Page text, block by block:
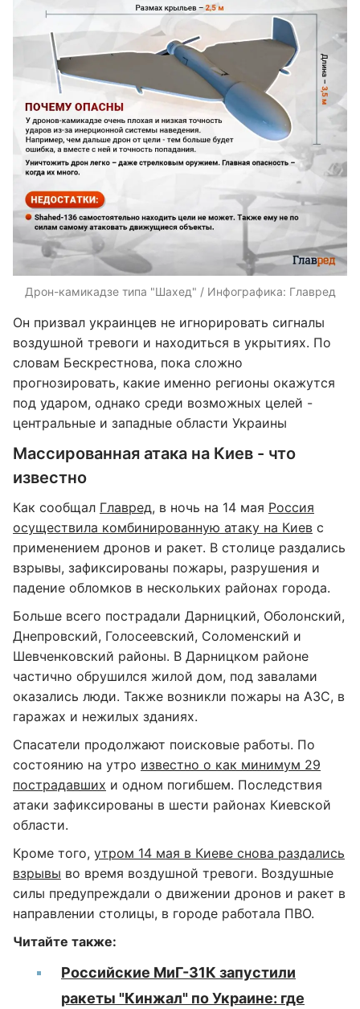
Дрон-камикадзе типа "Шахед" / Инфографика: Главред
Он призвал украинцев не игнорировать сигналы
воздушной тревоги и находиться в укрытиях. По
словам Бескрестнова, пока сложно
прогнозировать, какие именно регионы окажутся
под ударом, однако среди возможных целей -
центральные и западные области Украины
Массированная атака на Киев - что
известно
Как сообщал Главред, в ночь на 14 мая Россия
осуществила комбинированную атаку на Киев с
применением дронов и ракет. В столице раздались
взрывы, зафиксированы пожары, разрушения и
падение обломков в нескольких районах города.
Больше всего пострадали Дарницкий, Оболонский,
Днепровский, Голосеевский, Соломенский и
Шевченковский районы. В Дарницком районе
частично обрушился жилой дом, под завалами
оказались люди. Также возникли пожары на АЗС, в
гаражах и нежилых зданиях.
Спасатели продолжают поисковые работы. По
состоянию на утро известно о как минимум 29
пострадавших и одном погибшем. Последствия
атаки зафиксированы в шести районах Киевской
области.
Кроме того, утром 14 мая в Киеве снова раздались
взрывы во время воздушной тревоги. Воздушные
силы предупреждали о движении дронов и ракет в
направлении столицы, в городе работала ПВО.
Читайте также:
Российские МиГ-31К запустили
ракеты "Кинжал" по Украине: где